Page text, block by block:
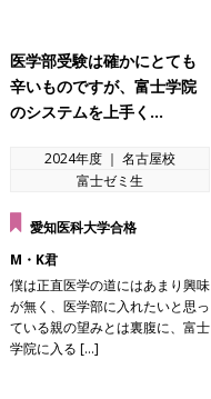
医学部受験は確かにとても
辛いものですが、富士学院
のシステムを上手く…
2024年度 ｜ 名古屋校
富士ゼミ生
愛知医科大学合格
M・K君
僕は正直医学の道にはあまり興味
が無く、医学部に入れたいと思っ
ている親の望みとは裏腹に、富士
学院に入る […]